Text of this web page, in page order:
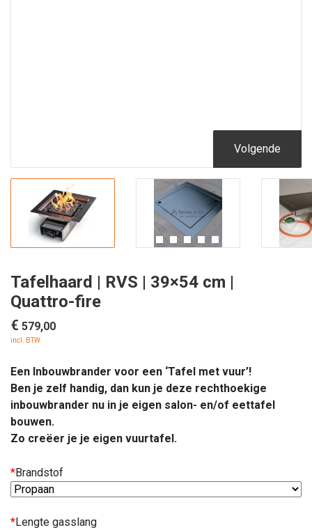
Volgende
Tafelhaard | RVS | 39×54 cm |
Quattro-fire
€ 579,00
incl. BTW
Een Inbouwbrander voor een ‘Tafel met vuur’!
Ben je zelf handig, dan kun je deze rechthoekige
inbouwbrander nu in je eigen salon- en/of eettafel
bouwen.
Zo creëer je je eigen vuurtafel.
*Brandstof
*Lengte gasslang